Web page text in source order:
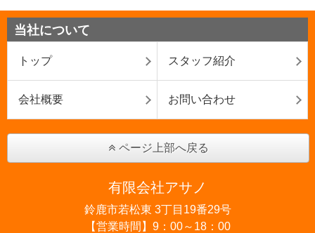
当社について
トップ スタッフ紹介
会社概要 お問い合わせ
ページ上部へ戻る
有限会社アサノ
鈴鹿市若松東 3丁目19番29号
【営業時間】9：00～18：00